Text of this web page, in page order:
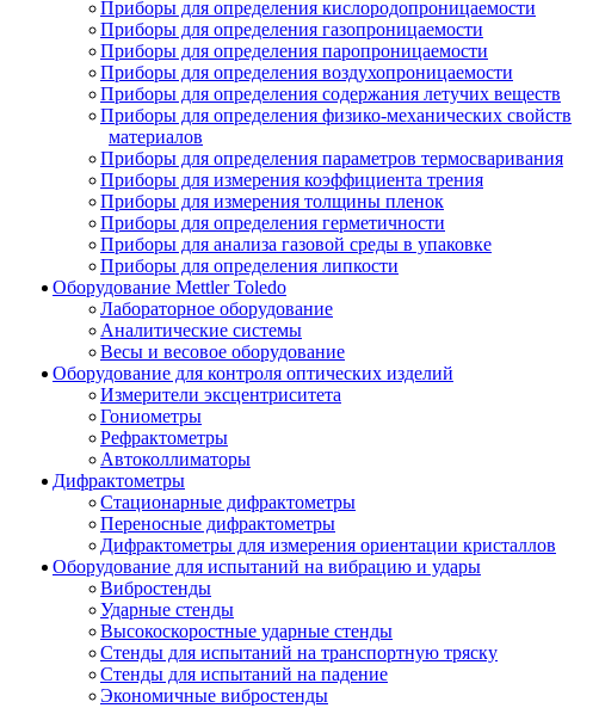
Приборы для определения кислородопроницаемости
Приборы для определения газопроницаемости
Приборы для определения паропроницаемости
Приборы для определения воздухопроницаемости
Приборы для определения содержания летучих веществ
Приборы для определения физико-механических свойств
материалов
Приборы для определения параметров термосваривания
Приборы для измерения коэффициента трения
Приборы для измерения толщины пленок
Приборы для определения герметичности
Приборы для анализа газовой среды в упаковке
Приборы для определения липкости
Оборудование Mettler Toledo
Лабораторное оборудование
Аналитические системы
Весы и весовое оборудование
Оборудование для контроля оптических изделий
Измерители эксцентриситета
Гониометры
Рефрактометры
Автоколлиматоры
Дифрактометры
Стационарные дифрактометры
Переносные дифрактометры
Дифрактометры для измерения ориентации кристаллов
Оборудование для испытаний на вибрацию и удары
Вибростенды
Ударные стенды
Высокоскоростные ударные стенды
Стенды для испытаний на транспортную тряску
Стенды для испытаний на падение
Экономичные вибростенды